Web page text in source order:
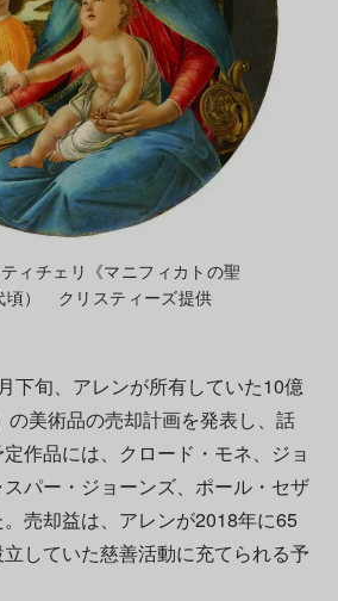
ィチェリ《マニフィカトの聖
頃） クリスティーズ提供
下旬、アレンが所有していた10億
の美術品の売却計画を発表し、話
作品には、クロード・モネ、ジョ
パー・ジョーンズ、ポール・セザ
売却益は、アレンが2018年に65
していた慈善活動に充てられる予